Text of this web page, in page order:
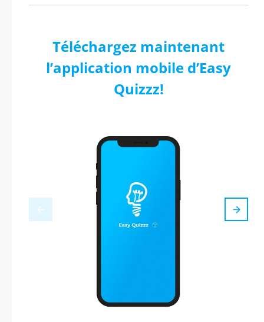
Téléchargez maintenant
l’application mobile d’Easy
Quizzz!